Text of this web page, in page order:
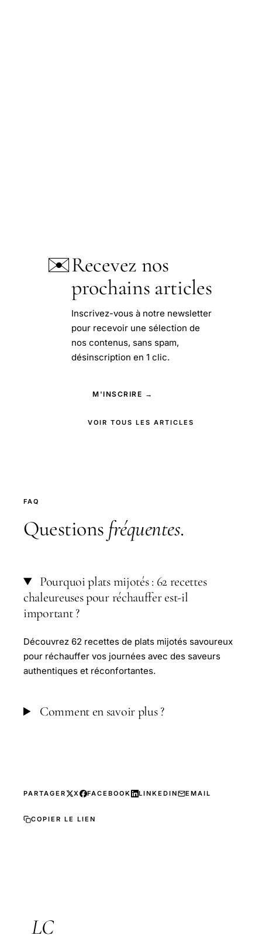
✉️Recevez nos
prochains articles
Inscrivez-vous à notre newsletter
pour recevoir une sélection de
nos contenus, sans spam,
désinscription en 1 clic.
M'INSCRIRE →
VOIR TOUS LES ARTICLES
FAQ
Questions fréquentes.
Pourquoi plats mijotés : 62 recettes
chaleureuses pour réchauffer est-il
important ?
Découvrez 62 recettes de plats mijotés savoureux
pour réchauffer vos journées avec des saveurs
authentiques et réconfortantes.
Comment en savoir plus ?
PARTAGER X FACEBOOK LINKEDIN EMAIL
COPIER LE LIEN
LC